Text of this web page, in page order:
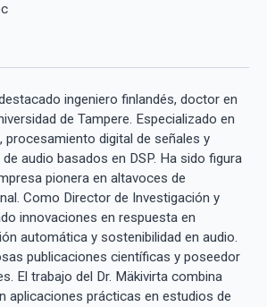
ingeniero finlandés, doctor en
de Tampere. Especializado en
procesamiento digital de señales y
audio basados en DSP. Ha sido figura
pionera en altavoces de
Como Director de Investigación y
innovaciones en respuesta en
automática y sostenibilidad en audio.
publicaciones científicas y poseedor
El trabajo del Dr. Mäkivirta combina
aplicaciones prácticas en estudios de